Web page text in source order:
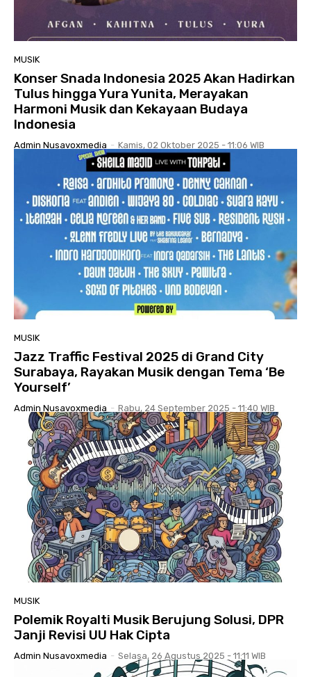
MUSIK
Konser Snada Indonesia 2025 Akan Hadirkan
Tulus hingga Yura Yunita, Merayakan
Harmoni Musik dan Kekayaan Budaya
Indonesia
Admin Nusavoxmedia - Kamis, 02 Oktober 2025 - 11:06 WIB
MUSIK
Jazz Traffic Festival 2025 di Grand City
Surabaya, Rayakan Musik dengan Tema ‘Be
Yourself’
Admin Nusavoxmedia - Rabu, 24 September 2025 - 11:40 WIB
MUSIK
Polemik Royalti Musik Berujung Solusi, DPR
Janji Revisi UU Hak Cipta
Admin Nusavoxmedia - Selasa, 26 Agustus 2025 - 11:11 WIB